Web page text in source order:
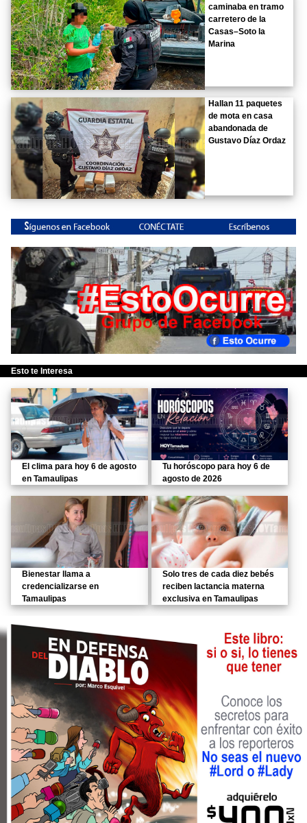
caminaba en tramo
carretero de la
Casas–Soto la
Marina
Hallan 11 paquetes
de mota en casa
abandonada de
Gustavo Díaz Ordaz
Esto te Interesa
El clima para hoy 6 de agosto
en Tamaulipas
Tu horóscopo para hoy 6 de
agosto de 2026
Bienestar llama a
credencializarse en
Tamaulipas
Solo tres de cada diez bebés
reciben lactancia materna
exclusiva en Tamaulipas